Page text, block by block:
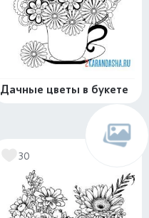
Дачные цветы в букете
30